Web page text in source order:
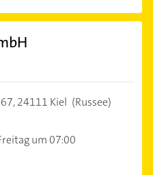
24111 Kiel (Russee)
um 07:00